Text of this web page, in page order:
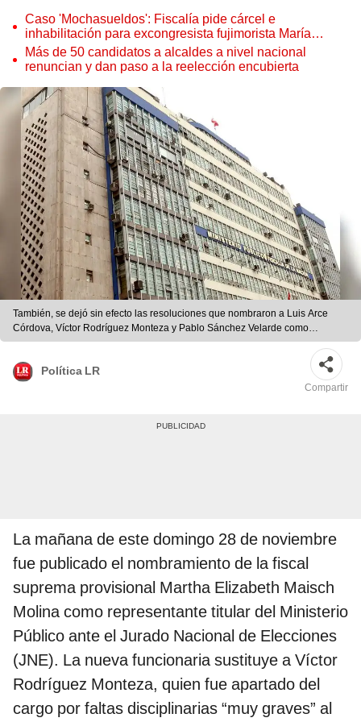
Caso 'Mochasueldos': Fiscalía pide cárcel e
inhabilitación para excongresista fujimorista María
Cordero Jon Tay
Más de 50 candidatos a alcaldes a nivel nacional
renuncian y dan paso a la reelección encubierta
También, se dejó sin efecto las resoluciones que nombraron a Luis Arce
Córdova, Víctor Rodríguez Monteza y Pablo Sánchez Velarde como
representantes titulares y suplentes ante el JNE. Foto: portal de la Fiscalía
Política LR
Compartir
La mañana de este domingo 28 de noviembre
fue publicado el nombramiento de la fiscal
suprema provisional Martha Elizabeth Maisch
Molina como representante titular del Ministerio
Público ante el Jurado Nacional de Elecciones
(JNE). La nueva funcionaria sustituye a Víctor
Rodríguez Monteza, quien fue apartado del
cargo por faltas disciplinarias “muy graves” al